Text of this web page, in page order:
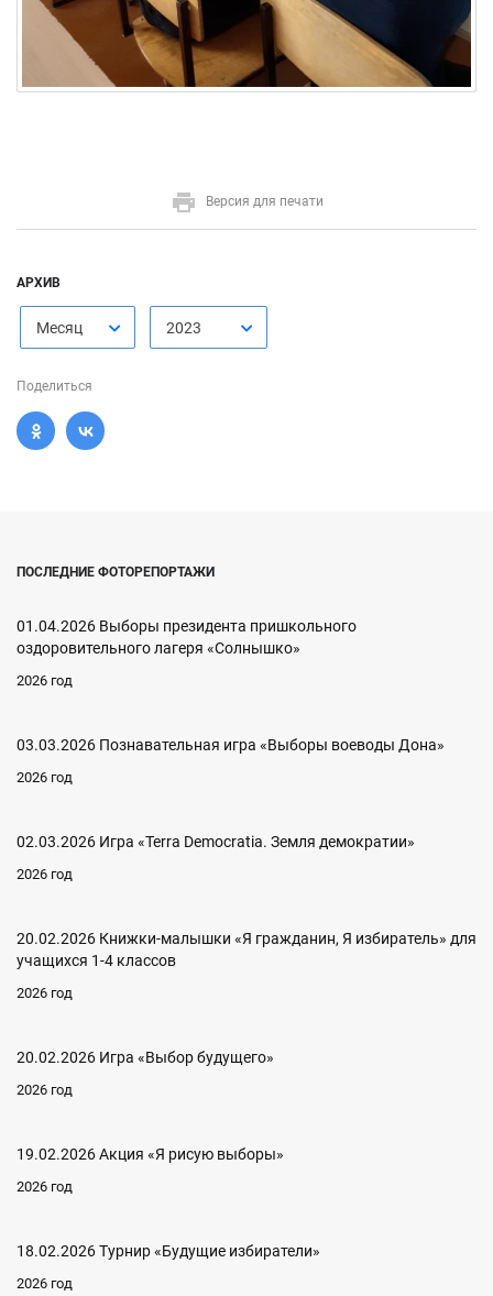
Версия для печати
АРХИВ
Месяц 2023
Поделиться
ПОСЛЕДНИЕ ФОТОРЕПОРТАЖИ
01.04.2026 Выборы президента пришкольного
оздоровительного лагеря «Солнышко»
2026 год
03.03.2026 Познавательная игра «Выборы воеводы Дона»
2026 год
02.03.2026 Игра «Terra Democratia. Земля демократии»
2026 год
20.02.2026 Книжки-малышки «Я гражданин, Я избиратель» для
учащихся 1-4 классов
2026 год
20.02.2026 Игра «Выбор будущего»
2026 год
19.02.2026 Акция «Я рисую выборы»
2026 год
18.02.2026 Турнир «Будущие избиратели»
2026 год